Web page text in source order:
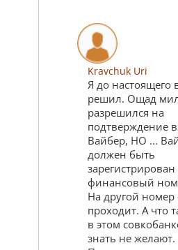
Kravchuk Uri
Я до настоящего
решил. Ощад
разрешился на
подтверждение
Вайбер, НО ...
должен быть
финансовый
На другой номер
проходит. А что
в этом
знать не